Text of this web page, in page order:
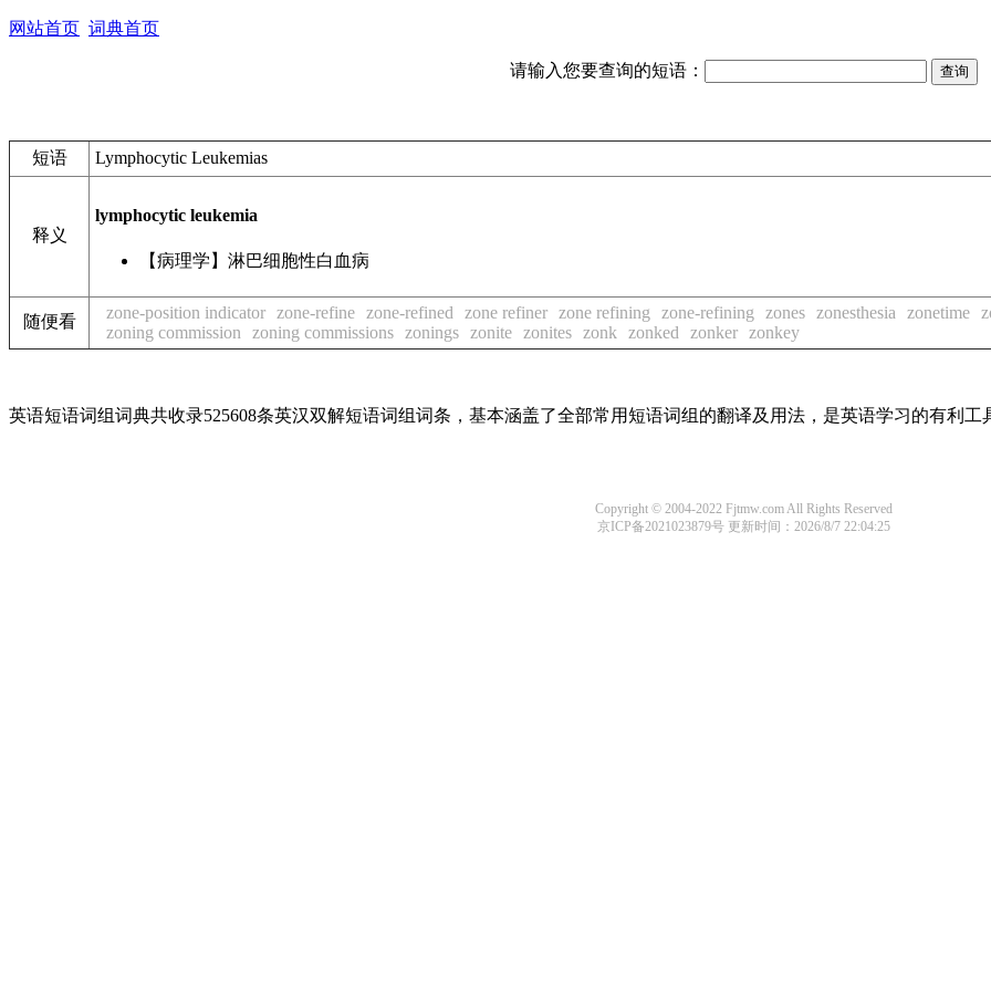
网站首页 词典首页
请输入您要查询的短语：
短语 Lymphocytic Leukemias
释义
lymphocytic leukemia
【病理学】淋巴细胞性白血病
随便看 zone-position indicator zone-refine zone-refined zone refiner zone refining zone-refining zones zonesthesia zonetime
zoning commission
zoning commissions zonings zonite zonites zonk zonked zonker zonkey
英语短语词组词典共收录525608条英汉双解短语词组词条，基本涵盖了全部常用短语词组的翻译及用法，是英语学习的有利工
Copyright © 2004-2022 Fjtmw.com All Rights Reserved
京ICP备2021023879号 更新时间：2026/8/7 22:04:25